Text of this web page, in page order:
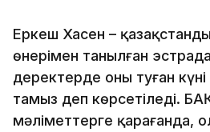
Еркеш Хасен –
өнерімен танылған
деректерде оның туған
тамыз деп көрсетіледі.
мәліметтерге қарағанда,